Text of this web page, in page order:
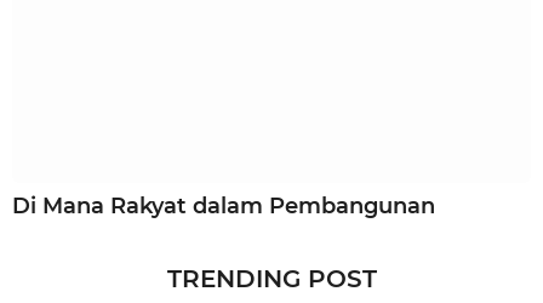
Di Mana Rakyat dalam Pembangunan
TRENDING POST